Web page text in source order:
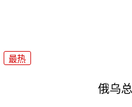
最热
俄乌